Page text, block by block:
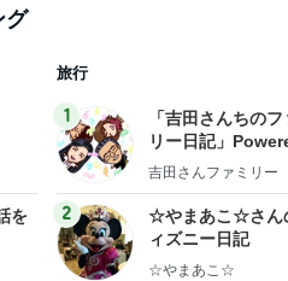
グ
を
旅行
1
「吉田さんちの
リー日記」
y Ameba 吉田さ
ログ
吉田さんファミリー
2
☆やまあこ☆さん
ィズニー日記
☆やまあこ☆